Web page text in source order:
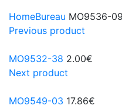
HomeBureau MO9536-09
Previous product
MO9532-38 2.00€
Next product
MO9549-03 17.86€